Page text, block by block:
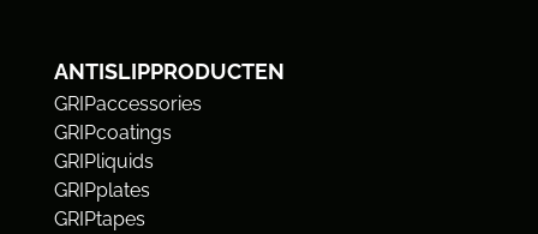
ANTISLIPPRODUCTEN
GRIPaccessories
GRIPcoatings
GRIPliquids
GRIPplates
GRIPtapes